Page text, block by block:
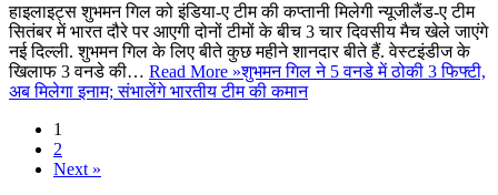
हाइलाइट्स शुभमन गिल को इंडिया-ए टीम की कप्तानी मिलेगी न्यूजीलैंड-ए टीम
सितंबर में भारत दौरे पर आएगी दोनों टीमों के बीच 3 चार दिवसीय मैच खेले जाएंगे
नई दिल्ली. शुभमन गिल के लिए बीते कुछ महीने शानदार बीते हैं. वेस्टइंडीज के
खिलाफ 3 वनडे की… Read More »शुभमन गिल ने 5 वनडे में ठोकी 3 फिफ्टी,
अब मिलेगा इनाम; संभालेंगे भारतीय टीम की कमान
1
2
Next »